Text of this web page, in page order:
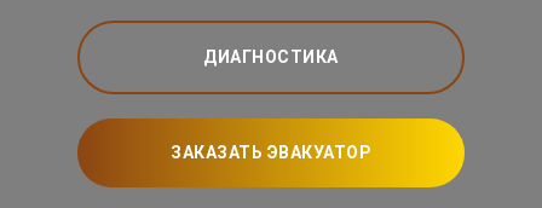
ДИАГНОСТИКА
ЗАКАЗАТЬ ЭВАКУАТОР